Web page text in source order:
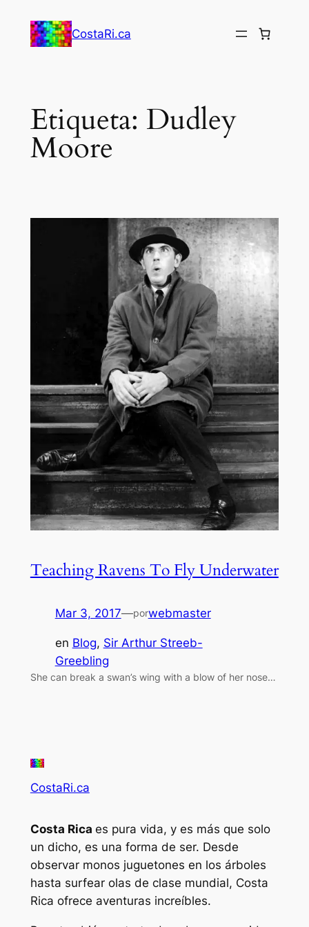
contenido
CostaRi.ca
Etiqueta: Dudley
Moore
Teaching Ravens To Fly Underwater
Mar 3, 2017—porwebmaster
en Blog, Sir Arthur Streeb-
Greebling
She can break a swan’s wing with a blow of her nose…
CostaRi.ca
Costa Rica es pura vida, y es más que solo
un dicho, es una forma de ser. Desde
observar monos juguetones en los árboles
hasta surfear olas de clase mundial, Costa
Rica ofrece aventuras increíbles.